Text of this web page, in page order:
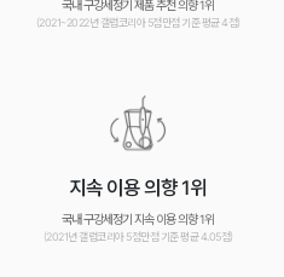
국내 구강세정기 제품 추천 의향 1위
(2021~2022년 갤럽코리아 5점만점 기준 평균 4점)
지속 이용 의향 1위
국내 구강세정기 지속 이용 의향 1위
(2021년 갤럽코리아 5점만점 기준 평균 4.05점)